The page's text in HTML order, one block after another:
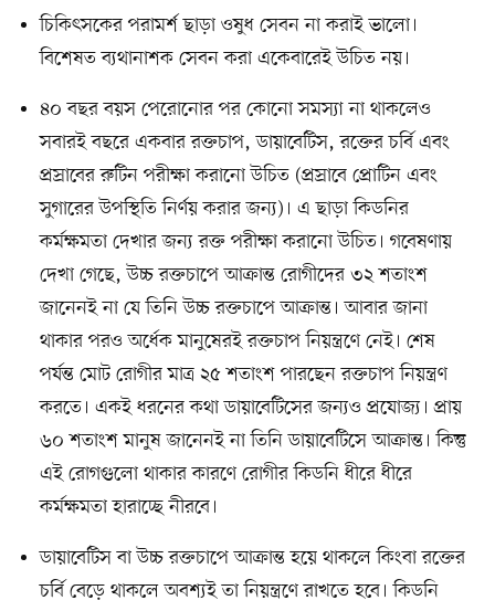
চিকিৎসকের পরামর্শ ছাড়া ওষুধ সেবন না করাই ভালো।
বিশেষত ব্যথানাশক সেবন করা একেবারেই উচিত নয়।
৪০ বছর বয়স পেরোনোর পর কোনো সমস্যা না থাকলেও
সবারই বছরে একবার রক্তচাপ, ডায়াবেটিস, রক্তের চর্বি এবং
প্রস্রাবের রুটিন পরীক্ষা করানো উচিত (প্রস্রাবে প্রোটিন এবং
সুগারের উপস্থিতি নির্ণয় করার জন্য)। এ ছাড়া কিডনির
কর্মক্ষমতা দেখার জন্য রক্ত পরীক্ষা করানো উচিত। গবেষণায়
দেখা গেছে, উচ্চ রক্তচাপে আক্রান্ত রোগীদের ৩২ শতাংশ
জানেনই না যে তিনি উচ্চ রক্তচাপে আক্রান্ত। আবার জানা
থাকার পরও অর্ধেক মানুষেরই রক্তচাপ নিয়ন্ত্রণে নেই। শেষ
পর্যন্ত মোট রোগীর মাত্র ২৫ শতাংশ পারছেন রক্তচাপ নিয়ন্ত্রণ
করতে। একই ধরনের কথা ডায়াবেটিসের জন্যও প্রযোজ্য। প্রায়
৬০ শতাংশ মানুষ জানেনই না তিনি ডায়াবেটিসে আক্রান্ত। কিন্তু
এই রোগগুলো থাকার কারণে রোগীর কিডনি ধীরে ধীরে
কর্মক্ষমতা হারাচ্ছে নীরবে।
ডায়াবেটিস বা উচ্চ রক্তচাপে আক্রান্ত হয়ে থাকলে কিংবা রক্তের
চর্বি বেড়ে থাকলে অবশ্যই তা নিয়ন্ত্রণে রাখতে হবে। কিডনি